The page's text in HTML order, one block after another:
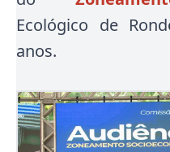
Ecológico de
anos.